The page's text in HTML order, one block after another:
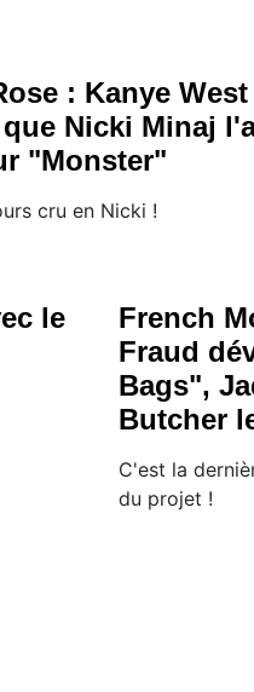
: Kanye West
Nicki Minaj
"Monster"
cru en Nicki !
le
French
Fraud
Bags",
Butcher
C'est la
du projet !